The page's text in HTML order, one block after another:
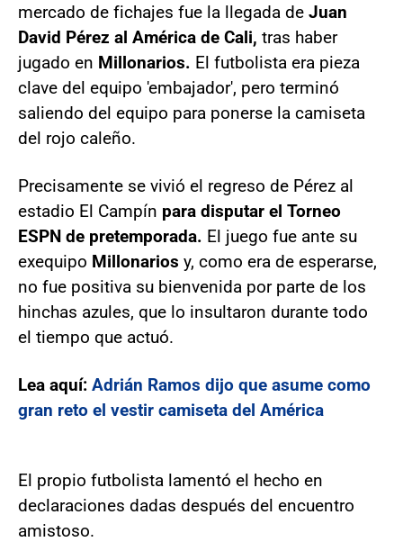
mercado de fichajes fue la llegada de Juan
David Pérez al América de Cali, tras haber
jugado en Millonarios. El futbolista era pieza
clave del equipo 'embajador', pero terminó
saliendo del equipo para ponerse la camiseta
del rojo caleño.
Precisamente se vivió el regreso de Pérez al
estadio El Campín para disputar el Torneo
ESPN de pretemporada. El juego fue ante su
exequipo Millonarios y, como era de esperarse,
no fue positiva su bienvenida por parte de los
hinchas azules, que lo insultaron durante todo
el tiempo que actuó.
Lea aquí: Adrián Ramos dijo que asume como
gran reto el vestir camiseta del América
El propio futbolista lamentó el hecho en
declaraciones dadas después del encuentro
amistoso.